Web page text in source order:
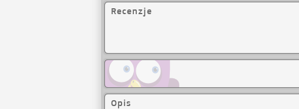
Recenzje
Opis